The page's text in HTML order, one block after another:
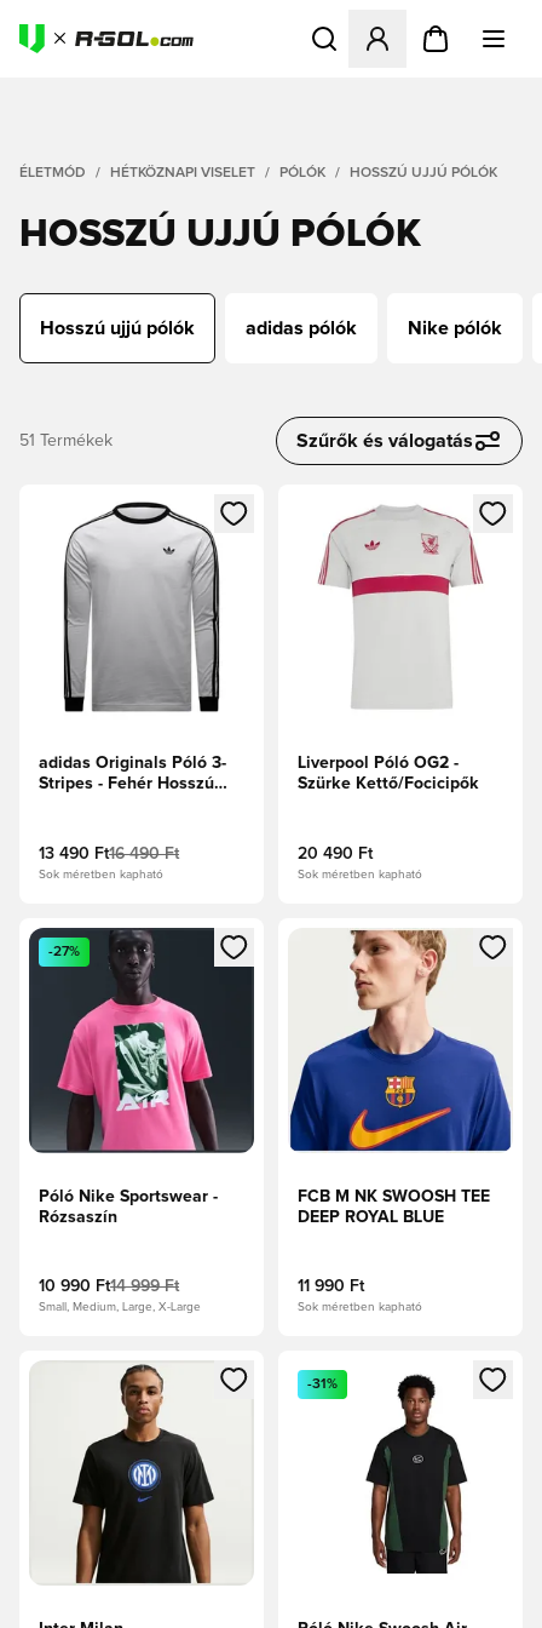
Megnyit egy modált a
ÉLETMÓD HÉTKÖZNAPI VISELET PÓLÓK HOSSZÚ UJJÚ PÓLÓK
HOSSZÚ UJJÚ PÓLÓK
Hosszú ujjú pólók adidas pólók Nike pólók
51 Termékek Szűrők és válogatás
Megnyit egy modált a bejelentkezéshez vagy a tagként
adidas Originals Póló 3-
Stripes - Fehér Hosszú
13 490 Ft16 490 Ft
Sok méretben kapható
Megnyit egy modált a
Liverpool Póló OG2 -
Szürke Kettő/Focicipők
20 490 Ft
Sok méretben kapható
Megnyit egy modált a bejelentkezéshez vagy a tagként való
-27%
Póló Nike Sportswear -
Rózsaszín
10 990 Ft14 999 Ft
Small, Medium, Large, X-Large
Megnyit egy modált a
FCB M NK SWOOSH TEE
DEEP ROYAL BLUE
11 990 Ft
Sok méretben kapható
Megnyit egy modált a bejelentkezéshez vagy a tagként való
Megnyit egy modált a
-31%